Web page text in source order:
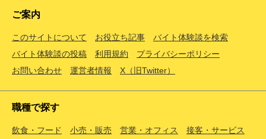
ご案内
このサイトについて お役立ち記事
バイト体験談を検索
バイト体験談の投稿
利用規約
プライバシーポリシー
お問い合わせ
運営者情報 X（旧Twitter）
職種で探す
飲食・フード 小売・販売 営業・オフィス 接客・サービス